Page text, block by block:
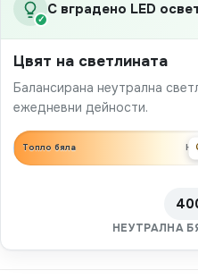
✓
С вградено LED
Цвят на светлината
Балансирана неутрална
ежедневни дейности.
Топло бяла
НЕУТРАЛНА